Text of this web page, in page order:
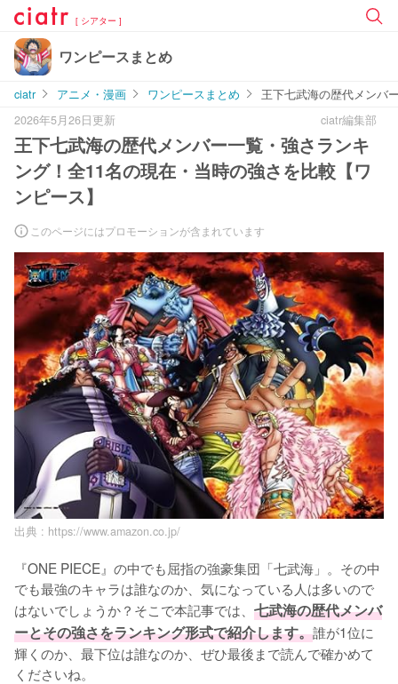
[ シアター ]
ワンピースまとめ
ciatr アニメ・漫画 ワンピースまとめ
王下七武海の歴代メンバ
2026年5月26日更新
ciatr編集部
王下七武海の歴代メンバー一覧・強さランキ
ング！全11名の現在・当時の強さを比較【ワ
ンピース】
このページにはプロモーションが含まれています
出典 : https://www.amazon.co.jp/
『ONE PIECE』の中でも屈指の強豪集団「七武海」。その中
でも最強のキャラは誰なのか、気になっている人は多いので
はないでしょうか？そこで本記事では、 七武海の歴代メンバ
ーとその強さをランキング形式で紹介します。誰が1位に
輝くのか、最下位は誰なのか、ぜひ最後まで読んで確かめて
くださいね。